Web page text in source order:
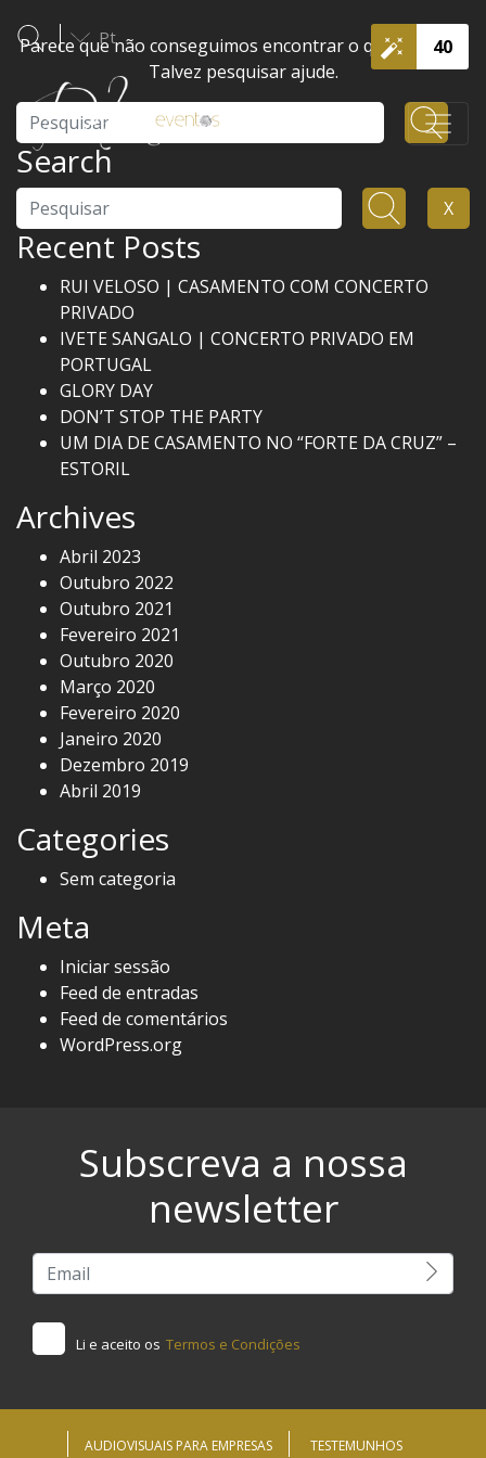
40
Pt
Parece que não conseguimos encontrar o que procura.
Talvez pesquisar ajude.
Search
Pesquisar X
Recent Posts
RUI VELOSO | CASAMENTO COM CONCERTO
PRIVADO
IVETE SANGALO | CONCERTO PRIVADO EM
PORTUGAL
GLORY DAY
DON’T STOP THE PARTY
UM DIA DE CASAMENTO NO “FORTE DA CRUZ” –
ESTORIL
Archives
Abril 2023
Outubro 2022
Outubro 2021
Fevereiro 2021
Outubro 2020
Março 2020
Fevereiro 2020
Janeiro 2020
Dezembro 2019
Abril 2019
Categories
Sem categoria
Meta
Iniciar sessão
Feed de entradas
Feed de comentários
WordPress.org
Subscreva a nossa
newsletter
Li e aceito os Termos e Condições
AUDIOVISUAIS PARA EMPRESAS TESTEMUNHOS